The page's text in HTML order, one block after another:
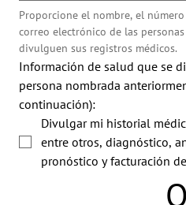
Proporcione el nombre, el
correo electrónico de las
divulguen sus registros médicos.
Información de salud que se
persona nombrada
continuación):
Divulgar mi historial
entre otros, diagnóstico,
pronóstico y facturación
O